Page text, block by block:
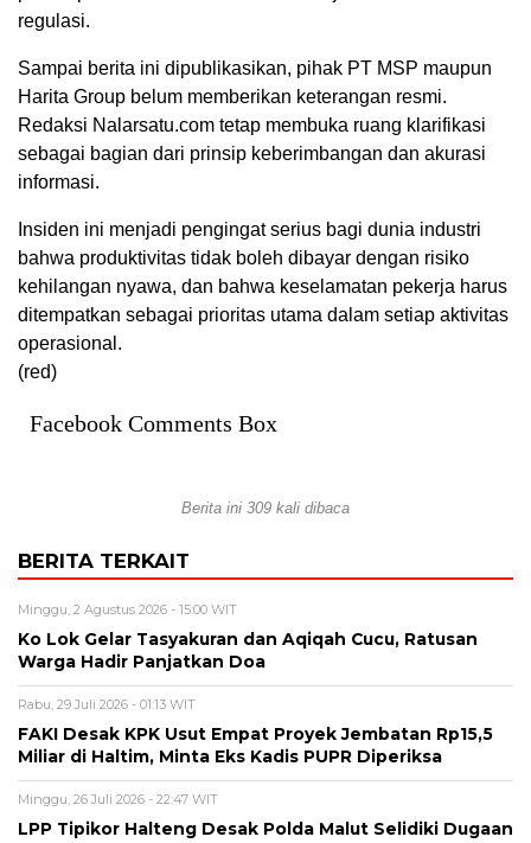
regulasi.
Sampai berita ini dipublikasikan, pihak PT MSP maupun
Harita Group belum memberikan keterangan resmi.
Redaksi Nalarsatu.com tetap membuka ruang klarifikasi
sebagai bagian dari prinsip keberimbangan dan akurasi
informasi.
Insiden ini menjadi pengingat serius bagi dunia industri
bahwa produktivitas tidak boleh dibayar dengan risiko
kehilangan nyawa, dan bahwa keselamatan pekerja harus
ditempatkan sebagai prioritas utama dalam setiap aktivitas
operasional.
(red)
Facebook Comments Box
Berita ini 309 kali dibaca
BERITA TERKAIT
Minggu, 2 Agustus 2026 - 15:00 WIT
Ko Lok Gelar Tasyakuran dan Aqiqah Cucu, Ratusan
Warga Hadir Panjatkan Doa
Rabu, 29 Juli 2026 - 01:13 WIT
FAKI Desak KPK Usut Empat Proyek Jembatan Rp15,5
Miliar di Haltim, Minta Eks Kadis PUPR Diperiksa
Minggu, 26 Juli 2026 - 22:47 WIT
LPP Tipikor Halteng Desak Polda Malut Selidiki Dugaan